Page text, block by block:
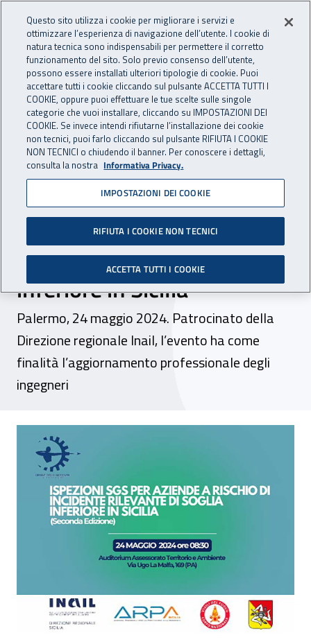
INAIL - Istituto Nazionale
Apri cerca
Navigazione principale
Navigazione - Ti trovi in:
Home Inail comunica Eventi
24 maggio 2024
Seminario - “Ispezioni Sgs
per aziende a rischio di
incidente rilevante di soglia
inferiore in Sicilia”
Palermo, 24 maggio 2024. Patrocinato della
Direzione regionale Inail, l’evento ha come
finalità l’aggiornamento professionale degli
ingegneri
Seminario - “Ispezioni Sgs per aziende
Questo sito utilizza i cookie per migliorare i servizi e
ottimizzare l’esperienza di navigazione dell’utente. I cookie di
natura tecnica sono indispensabili per permettere il corretto
funzionamento del sito. Solo previo consenso dell’utente,
possono essere installati ulteriori tipologie di cookie. Puoi
accettare tutti i cookie cliccando sul pulsante ACCETTA TUTTI I
COOKIE, oppure puoi effettuare le tue scelte sulle singole
categorie che vuoi installare, cliccando su IMPOSTAZIONI DEI
COOKIE. Se invece intendi rifiutarne l’installazione dei cookie
non tecnici, puoi farlo cliccando sul pulsante RIFIUTA I COOKIE
NON TECNICI o chiudendo il banner. Per conoscere i dettagli,
consulta la nostra Informativa Privacy.
IMPOSTAZIONI DEI COOKIE
RIFIUTA I COOKIE NON TECNICI
ACCETTA TUTTI I COOKIE